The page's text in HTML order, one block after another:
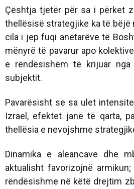
Çështja tjetër për sa i përket
thellësisë strategjike ka të bëjë
cila i jep fuqi anëtarëve të
mënyrë të pavarur apo
e rëndësishëm të krijuar nga
subjektit.
Pavarësisht se sa ulet
Izrael, efektet janë të qarta,
thellësia e nevojshme
Dinamika e aleancave dhe
aktualisht favorizojnë
rëndësishme në këtë drejtim